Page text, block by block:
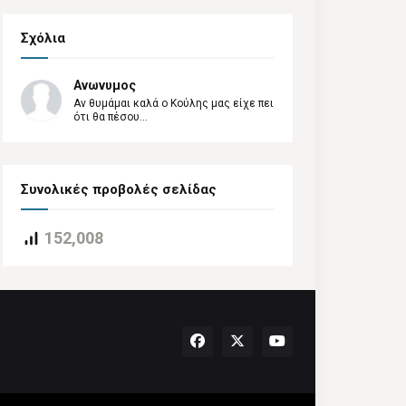
Σχόλια
Ανωνυμος
Αν θυμάμαι καλά ο Κούλης μας είχε πει
ότι θα πέσου...
Συνολικές προβολές σελίδας
152,008